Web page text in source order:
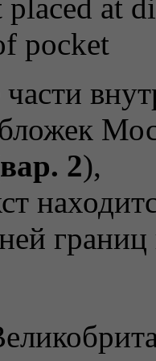
at
pocket
вар. 2),
границ